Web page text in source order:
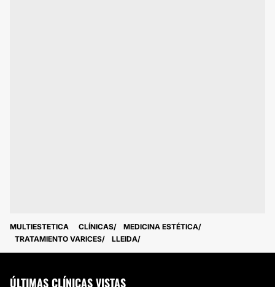
MULTIESTETICA CLÍNICAS
MEDICINA ESTÉTICA
TRATAMIENTO VARICES
LLEIDA
ÚLTIMAS CLÍNICAS VISTAS